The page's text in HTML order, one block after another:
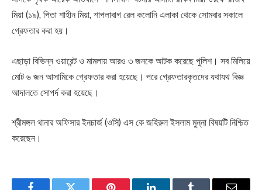
মিয়া (১৯), পিতা শাহীন মিয়া, শাপলাবাগ রেল কলোনি এলাকা থেকে সোমবার সকালে
গ্রেফতার করা হয়।
এছাড়া বিভিন্ন ওয়ারেন্ট ও মামলায় আরও ৩ জনকে আটক করেছে পুলিশ। সব মিলিয়ে
মোট ৬ জন আসামিকে গ্রেফতার করা হয়েছে। পরে গ্রেফতারকৃতদের যথাযথ বিজ্ঞ
আদালতে সোপর্দ করা হয়েছে।
শ্রীমঙ্গল থানার অফিসার ইনচার্জ (ওসি) এস কে জহিরুল ইসলাম মুন্না বিষয়টি নিশ্চিত
করেছেন।